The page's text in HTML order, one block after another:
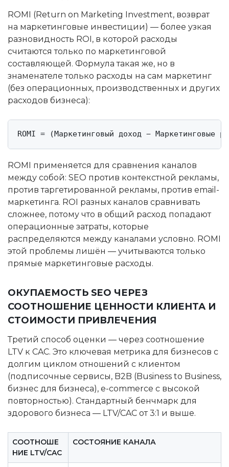
ROMI (Return on Marketing Investment, возврат
на маркетинговые инвестиции) — более узкая
разновидность ROI, в которой расходы
считаются только по маркетинговой
составляющей. Формула такая же, но в
знаменателе только расходы на сам маркетинг
(без операционных, производственных и других
расходов бизнеса):
ROMI = (Маркетинговый доход − Маркетинговые
ROMI применяется для сравнения каналов
между собой: SEO против контекстной рекламы,
против таргетированной рекламы, против email-
маркетинга. ROI разных каналов сравнивать
сложнее, потому что в общий расход попадают
операционные затраты, которые
распределяются между каналами условно. ROMI
этой проблемы лишён — учитываются только
прямые маркетинговые расходы.
ОКУПАЕМОСТЬ SEO ЧЕРЕЗ
СООТНОШЕНИЕ ЦЕННОСТИ КЛИЕНТА И
СТОИМОСТИ ПРИВЛЕЧЕНИЯ
Третий способ оценки — через соотношение
LTV к CAC. Это ключевая метрика для бизнесов с
долгим циклом отношений с клиентом
(подписочные сервисы, B2B (Business to Business,
бизнес для бизнеса), e-commerce с высокой
повторностью). Стандартный бенчмарк для
здорового бизнеса — LTV/CAC от 3:1 и выше.
СООТНОШЕ
НИЕ LTV/CAC
СОСТОЯНИЕ КАНАЛА